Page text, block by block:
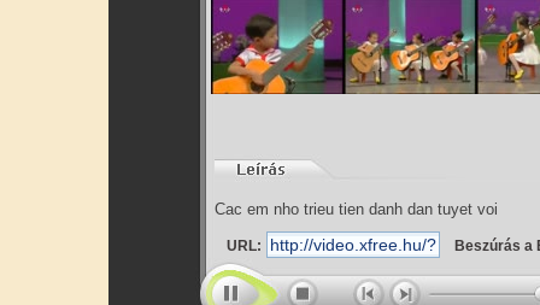
Cac em nho trieu tien danh dan tuyet voi
URL: Beszúrás a